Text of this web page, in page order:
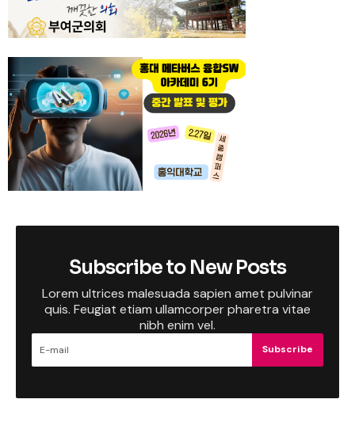
Subscribe to New Posts
Lorem ultrices malesuada sapien amet pulvinar
quis. Feugiat etiam ullamcorper pharetra vitae
nibh enim vel.
Subscribe